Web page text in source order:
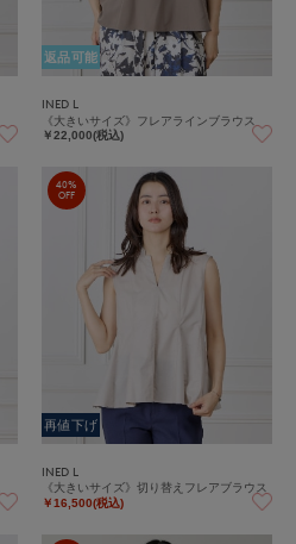
返品可能
INED L
《大きいサイズ》フレアラインブラウス
￥22,000(税込)
40%
OFF
再値下げ
INED L
《大きいサイズ》切り替えフレアブラウス
￥16,500(税込)